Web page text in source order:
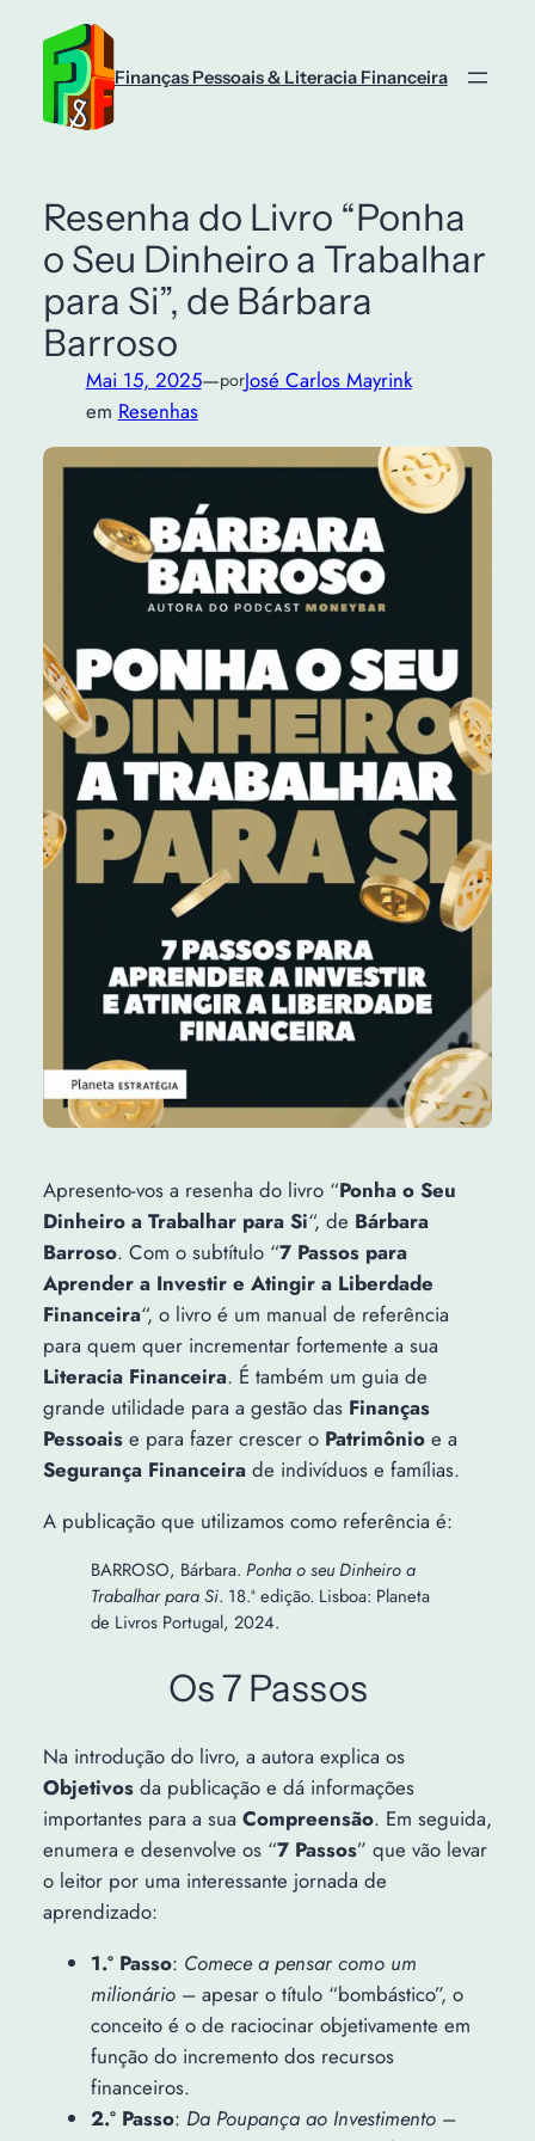
conteúdo
Finanças Pessoais & Literacia Financeira
Resenha do Livro “Ponha
o Seu Dinheiro a Trabalhar
para Si”, de Bárbara
Barroso
Mai 15, 2025—porJosé Carlos Mayrink
em Resenhas
Apresento-vos a resenha do livro “Ponha o Seu
Dinheiro a Trabalhar para Si“, de Bárbara
Barroso. Com o subtítulo “7 Passos para
Aprender a Investir e Atingir a Liberdade
Financeira“, o livro é um manual de referência
para quem quer incrementar fortemente a sua
Literacia Financeira. É também um guia de
grande utilidade para a gestão das Finanças
Pessoaise para fazer crescer o Patrimônioe a
Segurança Financeirade indivíduos e famílias.
A publicação que utilizamos como referência é:
BARROSO, Bárbara. Ponha o seu Dinheiro a
Trabalhar para Si. 18.ª edição. Lisboa: Planeta
de Livros Portugal, 2024.
Os 7 Passos
Na introdução do livro, a autora explica os
Objetivosda publicação e dá informações
importantes para a sua Compreensão. Em seguida,
enumera e desenvolve os “7 Passos” que vão levar
o leitor por uma interessante jornada de
aprendizado:
1.º Passo: Comece a pensar como um
milionário– apesar o título “bombástico”, o
conceito é o de raciocinar objetivamente em
função do incremento dos recursos
financeiros.
2.º Passo: Da Poupança ao Investimento–